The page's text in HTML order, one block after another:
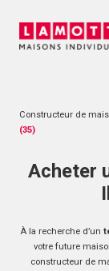
Constructeur de
(35)
Acheter
À la recherche d’un
votre future
constructeur de